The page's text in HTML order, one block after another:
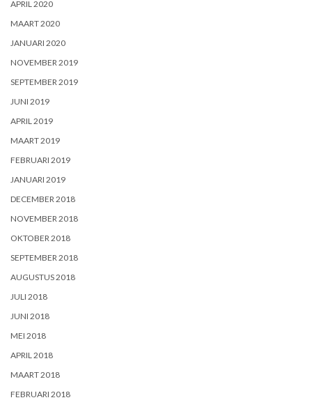
APRIL 2020
MAART 2020
JANUARI 2020
NOVEMBER 2019
SEPTEMBER 2019
JUNI 2019
APRIL 2019
MAART 2019
FEBRUARI 2019
JANUARI 2019
DECEMBER 2018
NOVEMBER 2018
OKTOBER 2018
SEPTEMBER 2018
AUGUSTUS 2018
JULI 2018
JUNI 2018
MEI 2018
APRIL 2018
MAART 2018
FEBRUARI 2018